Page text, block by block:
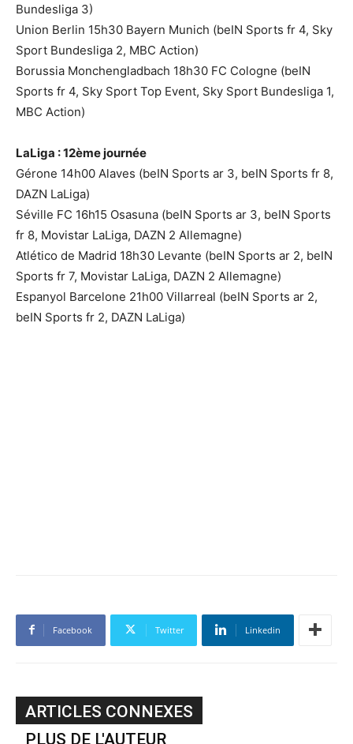
Bundesliga 3)
Union Berlin 15h30 Bayern Munich (beIN Sports fr 4, Sky
Sport Bundesliga 2, MBC Action)
Borussia Monchengladbach 18h30 FC Cologne (beIN
Sports fr 4, Sky Sport Top Event, Sky Sport Bundesliga 1,
MBC Action)
LaLiga : 12ème journée
Gérone 14h00 Alaves (beIN Sports ar 3, beIN Sports fr 8,
DAZN LaLiga)
Séville FC 16h15 Osasuna (beIN Sports ar 3, beIN Sports
fr 8, Movistar LaLiga, DAZN 2 Allemagne)
Atlético de Madrid 18h30 Levante (beIN Sports ar 2, beIN
Sports fr 7, Movistar LaLiga, DAZN 2 Allemagne)
Espanyol Barcelone 21h00 Villarreal (beIN Sports ar 2,
beIN Sports fr 2, DAZN LaLiga)
Facebook Twitter Linkedin
ARTICLES CONNEXES
PLUS DE L'AUTEUR